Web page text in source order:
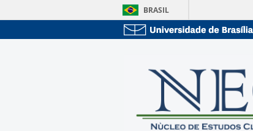
BRASIL